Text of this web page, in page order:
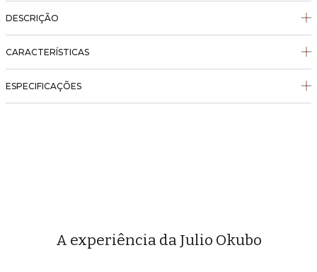
DESCRIÇÃO
CARACTERÍSTICAS
ESPECIFICAÇÕES
A experiência da Julio Okubo